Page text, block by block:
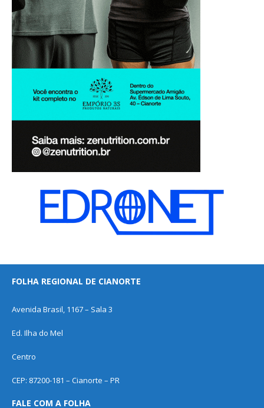
FOLHA REGIONAL DE CIANORTE
Avenida Brasil, 1167 – Sala 3
Ed. Ilha do Mel
Centro
CEP: 87200-181 – Cianorte – PR
FALE COM A FOLHA